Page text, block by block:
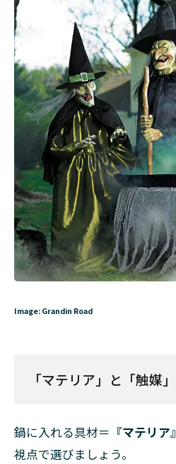
Image: Grandin Road
「マテリア」と「触媒」
鍋に入れる具材＝ 『マテリア』
視点で選びましょう。